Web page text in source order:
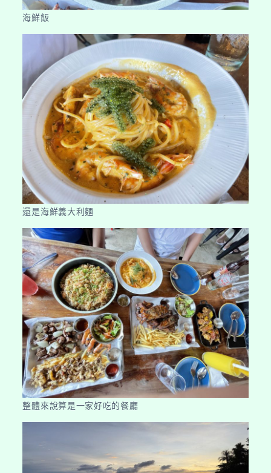
海鮮飯
還是海鮮義大利麵
整體來說算是一家好吃的餐廳